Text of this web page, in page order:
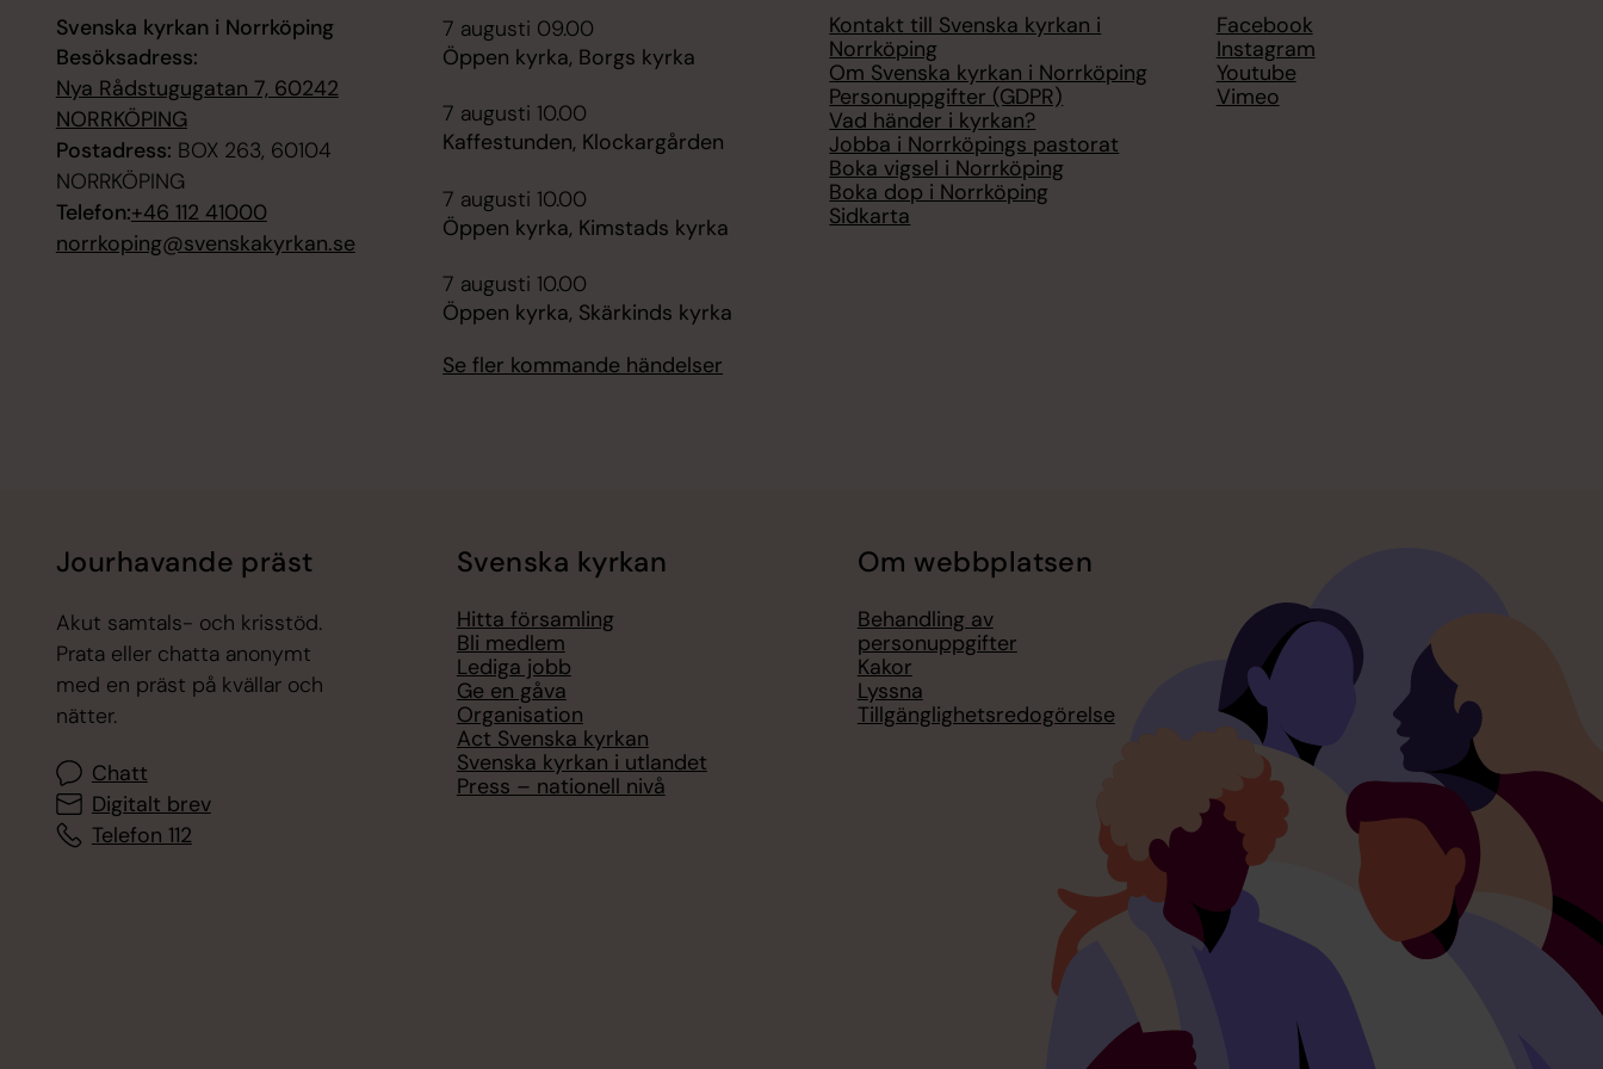
Svenska kyrkan i Norrköping
Besöksadress:
Nya Rådstugugatan 7, 60242
NORRKÖPING
Postadress: BOX 263, 60104
NORRKÖPING
Telefon:+46 112 41000
norrkoping@svenskakyrkan.se
7 augusti 09.00
Öppen kyrka, Borgs kyrka
7 augusti 10.00
Kaffestunden, Klockargården
7 augusti 10.00
Öppen kyrka, Kimstads kyrka
7 augusti 10.00
Öppen kyrka, Skärkinds kyrka
Se fler kommande händelser
Kontakt till Svenska kyrkan i
Norrköping
Om Svenska kyrkan i Norrköping
Personuppgifter (GDPR)
Vad händer i kyrkan?
Jobba i Norrköpings pastorat
Boka vigsel i Norrköping
Boka dop i Norrköping
Sidkarta
Facebook
Instagram
Youtube
Vimeo
Jourhavande präst
Akut samtals- och krisstöd.
Prata eller chatta anonymt
med en präst på kvällar och
nätter.
Chatt
Digitalt brev
Telefon 112
Svenska kyrkan
Hitta församling
Bli medlem
Lediga jobb
Ge en gåva
Organisation
Act Svenska kyrkan
Svenska kyrkan i utlandet
Press – nationell nivå
Om webbplatsen
Behandling av
personuppgifter
Kakor
Lyssna
Tillgänglighetsredogörelse